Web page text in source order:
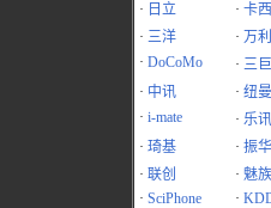
· 日立 · 卡
· 三洋 · 万
· DoCoMo · 三
· 中讯 · 纽曼
· i-mate · 乐讯
· 琦基 · 振
· 联创 · 魅族
· SciPhone ·